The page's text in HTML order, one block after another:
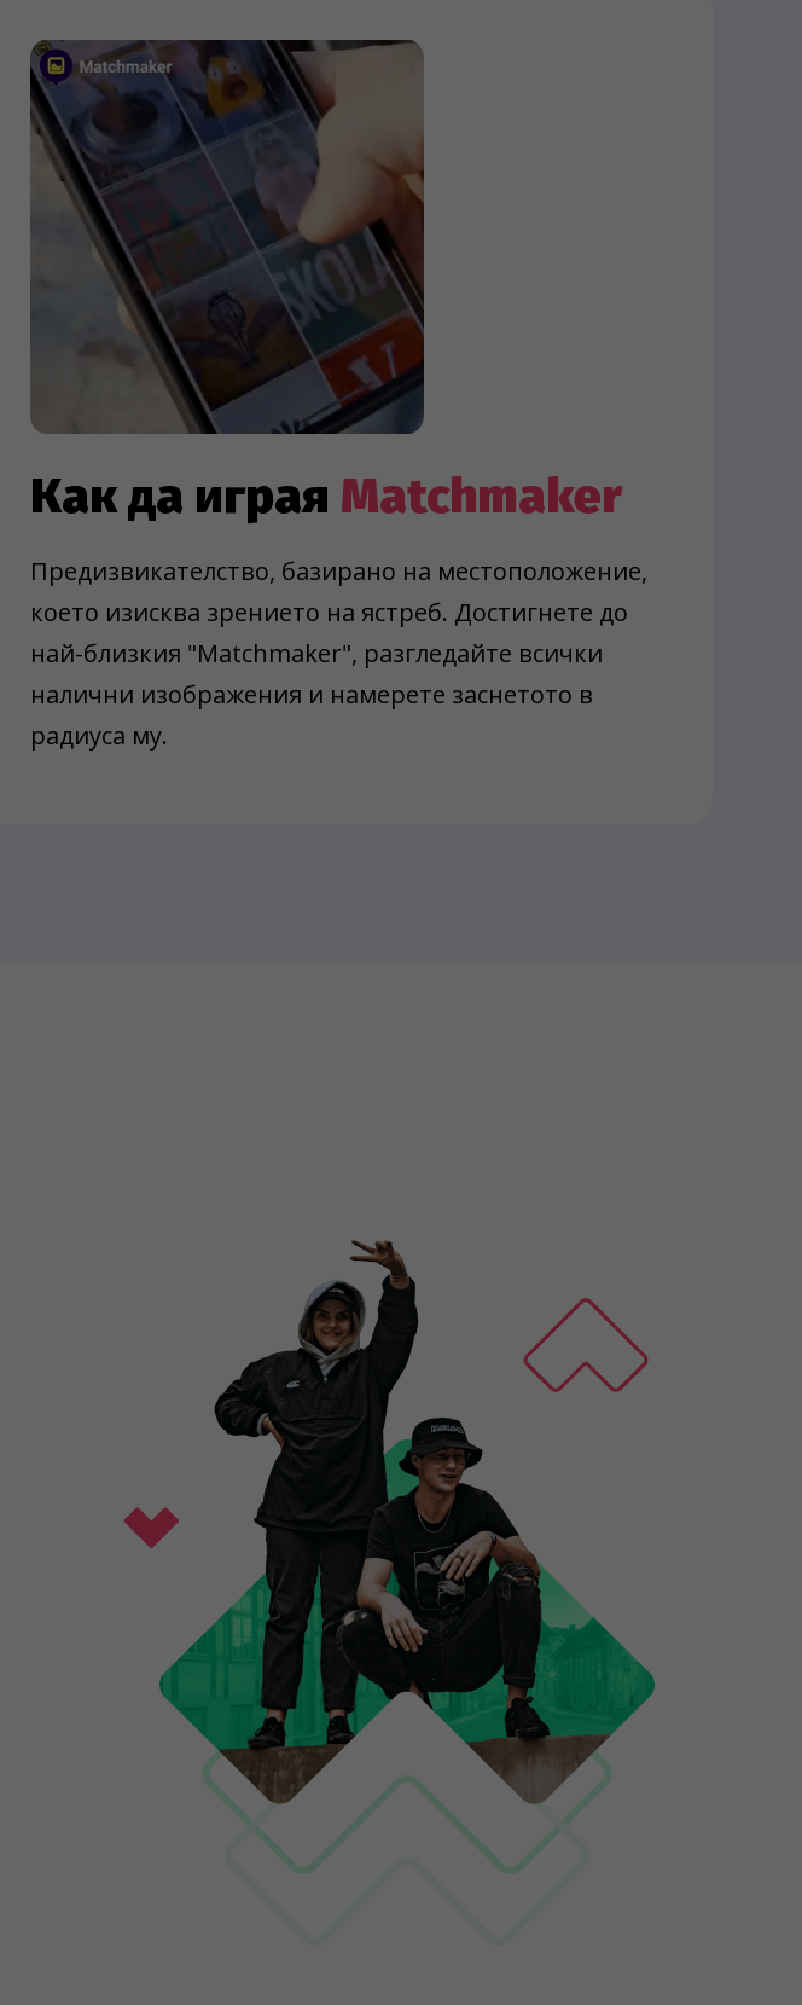
Как да играя Matchmaker
Предизвикателство, базирано на местоположение,
което изисква зрението на ястреб. Достигнете до
най-близкия "Matchmaker", разгледайте всички
налични изображения и намерете заснетото в
радиуса му.